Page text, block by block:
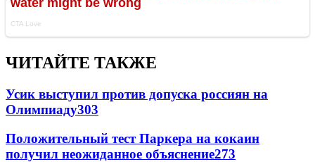
ЧИТАЙТЕ ТАКЖЕ
Усик выступил против допуска россиян на
Олимпиаду303
Положительный тест Паркера на кокаин
получил неожиданное объяснение273